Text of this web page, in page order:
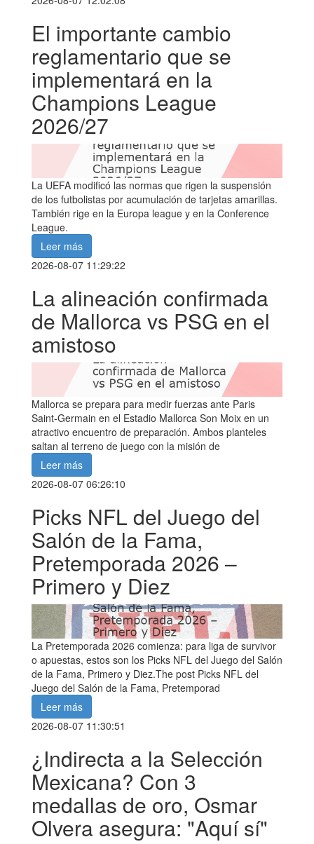
El importante cambio
reglamentario que se
implementará en la
Champions League
2026/27
La UEFA modificó las normas que rigen la suspensión
de los futbolistas por acumulación de tarjetas amarillas.
También rige en la Europa league y en la Conference
League.
Leer más
2026-08-07 11:29:22
La alineación confirmada
de Mallorca vs PSG en el
amistoso
Mallorca se prepara para medir fuerzas ante Paris
Saint-Germain en el Estadio Mallorca Son Moix en un
atractivo encuentro de preparación. Ambos planteles
saltan al terreno de juego con la misión de
Leer más
2026-08-07 06:26:10
Picks NFL del Juego del
Salón de la Fama,
Pretemporada 2026 –
Primero y Diez
La Pretemporada 2026 comienza: para liga de survivor
o apuestas, estos son los Picks NFL del Juego del Salón
de la Fama, Primero y Diez.The post Picks NFL del
Juego del Salón de la Fama, Pretemporad
Leer más
2026-08-07 11:30:51
¿Indirecta a la Selección
Mexicana? Con 3
medallas de oro, Osmar
Olvera asegura: "Aquí sí"